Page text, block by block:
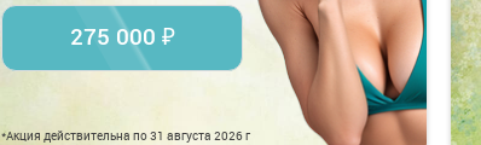
275 000 ₽
*Акция действительна по 31 августа 2026 г